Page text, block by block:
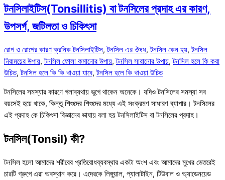
টনসিলাইটিস(Tonsillitis) বা টনসিলের প্রদাহ এর কারণ,
উপসর্গ, জটিলতা ও চিকিৎসা
রোগ ও রোগের কারণ ক্রনিক টনসিলাইটিস,টনসিল এর ঔষধ,টনসিল কেন হয়,টনসিল
নিরাময়ের উপায়,টনসিল ফোলা কমানোর উপায়,টনসিল সারানোর উপায়,টনসিল হলে কি করা
উচিত,টনসিল হলে কি কি খাওয়া যাবে,টনসিল হলে কি খাওয়া উচিত
টনসিলের সমস্যার কারণে গলাব্যথায় ভুগে থাকেন অনেকে। যদিও টনসিলের সমস্যা সব
বয়সেই হয়ে থাকে, কিন্তু শিশুদের শিশুদের মধ্যে এই সংক্রমণ সাধারণ ব্যাপার। টনসিলের
এই প্রদাহ কে চিকিৎসা বিজ্ঞানের ভাষায় বলা হয় টনসিলাইটিস বা টনসিলের প্রদাহ।
টনসিল(Tonsil) কী?
টনসিল হলো আমাদের শরীরের প্রতিরোধব্যবস্থার একটা অংশ এবং আমাদের মুখের ভেতরেই
চারটি গ্রুপে এরা অবস্থান করে। এদেরকে লিঙ্গুয়াল, প্যালাটাইন, টিউবাল ও অ্যাডেনয়েড